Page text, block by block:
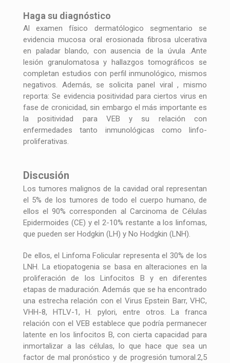
Haga su diagnóstico
Al examen físico dermatólogico segmentario se
evidencia mucosa oral erosionada fibrosa ulcerativa
en paladar blando, con ausencia de la úvula .Ante
lesión granulomatosa y hallazgos tomográficos se
completan estudios con perfil inmunológico, mismos
negativos. Además, se solicita panel viral , mismo
reporta: Se evidencia positividad para ciertos virus en
fase de cronicidad, sin embargo el más importante es
la positividad para VEB y su relación con
enfermedades tanto inmunológicas como linfo-
proliferativas.
Discusión
Los tumores malignos de la cavidad oral representan
el 5% de los tumores de todo el cuerpo humano, de
ellos el 90% corresponden al Carcinoma de Células
Epidermoides (CE) y el 2-10% restante a los linfomas,
que pueden ser Hodgkin (LH) y No Hodgkin (LNH).
De ellos, el Linfoma Folicular representa el 30% de los
LNH. La etiopatogenia se basa en alteraciones en la
proliferación de los Linfocitos B y en diferentes
etapas de maduración. Además que se ha encontrado
una estrecha relación con el Virus Epstein Barr, VHC,
VHH-8, HTLV-1, H. pylori, entre otros. La franca
relación con el VEB establece que podría permanecer
latente en los linfocitos B, con cierta capacidad para
inmortalizar a las células, lo que hace que sea un
factor de mal pronóstico y de progresión tumoral.2,5